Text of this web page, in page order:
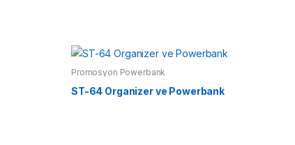
Promosyon Powerbank
ST-64 Organizer ve Powerbank